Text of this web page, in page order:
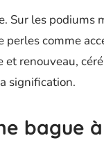
Sur les podiums
comme
renouveau,
signification.
bague